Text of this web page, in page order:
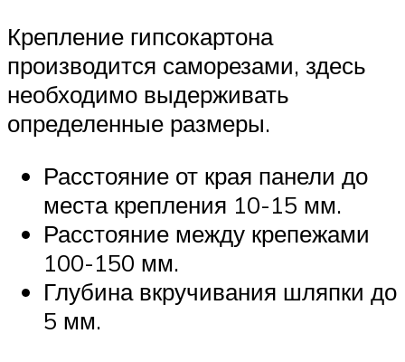
Крепление гипсокартона
производится саморезами, здесь
необходимо выдерживать
определенные размеры.
Расстояние от края панели до
места крепления 10-15 мм.
Расстояние между крепежами
100-150 мм.
Глубина вкручивания шляпки до
5 мм.